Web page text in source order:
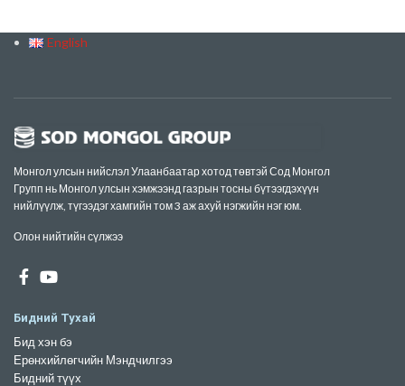
English
Монгол улсын нийслэл Улаанбаатар хотод төвтэй Сод Монгол
Групп нь Монгол улсын хэмжээнд газрын тосны бүтээгдэхүүн
нийлүүлж, түгээдэг хамгийн том 3 аж ахуй нэгжийн нэг юм.
Олон нийтийн сүлжээ
Бидний Тухай
Бид хэн бэ
Ерөнхийлөгчийн Мэндчилгээ
Бидний түүх